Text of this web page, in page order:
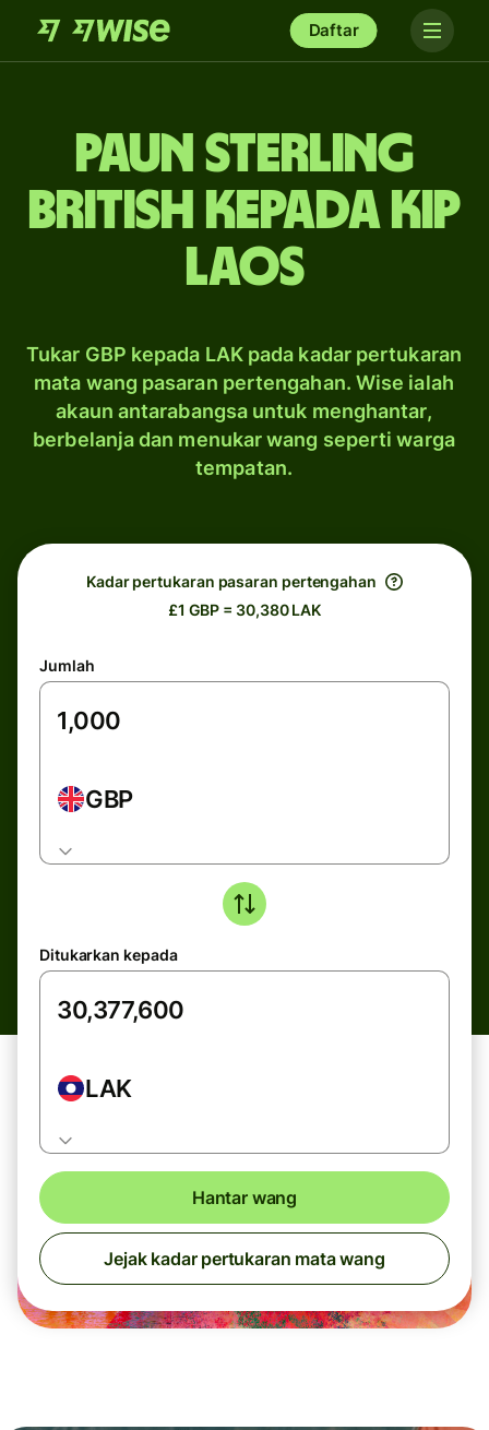
Daftar
paun sterling
British kepada kip
Laos
Tukar GBP kepada LAK pada kadar pertukaran
mata wang pasaran pertengahan. Wise ialah
akaun antarabangsa untuk menghantar,
berbelanja dan menukar wang seperti warga
tempatan.
Kadar pertukaran pasaran pertengahan
£1 GBP = 30,380 LAK
Jumlah
GBP
Ditukarkan kepada
LAK
Hantar wang
Jejak kadar pertukaran mata wang